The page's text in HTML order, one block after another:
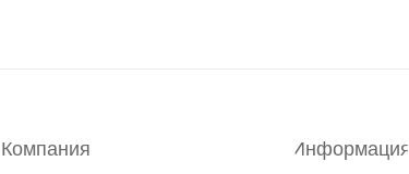
Компания Информация